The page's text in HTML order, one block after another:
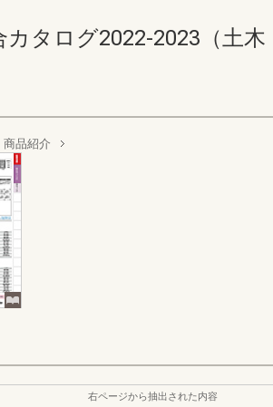
タログ2022-2023（土木
商品紹介
右ページから抽出された内容